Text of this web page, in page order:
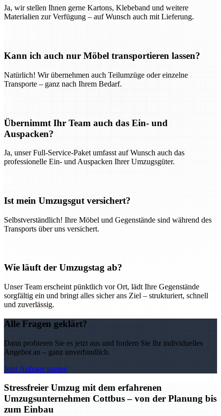
Ja, wir stellen Ihnen gerne Kartons, Klebeband und weitere
Materialien zur Verfügung – auf Wunsch auch mit Lieferung.
Kann ich auch nur Möbel transportieren lassen?
Natürlich! Wir übernehmen auch Teilumzüge oder einzelne
Transporte – ganz nach Ihrem Bedarf.
Übernimmt Ihr Team auch das Ein- und
Auspacken?
Ja, unser Full-Service-Paket umfasst auf Wunsch auch das
professionelle Ein- und Auspacken Ihrer Umzugsgüter.
Ist mein Umzugsgut versichert?
Selbstverständlich! Ihre Möbel und Gegenstände sind während des
Transports über uns versichert.
Wie läuft der Umzugstag ab?
Unser Team erscheint pünktlich vor Ort, lädt Ihre Gegenstände
sorgfältig ein und bringt alles sicher ans Ziel – strukturiert, schnell
und zuverlässig.
Alle Fragen geklärt?
Dann probieren Sie es jetzt aus und fordern Sie Ihr individuelles
Angebot an – ganz unverbindlich.
Jetzt Anfrage starten
Stressfreier Umzug mit dem erfahrenen
Umzugsunternehmen Cottbus – von der Planung bis
zum Einbau